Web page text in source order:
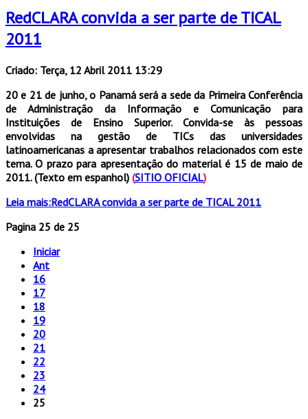
RedCLARA convida a ser parte de TICAL
2011
Criado: Terça, 12 Abril 2011 13:29
20 e 21 de junho, o Panamá será a sede da Primeira Conferência
de Administração da Informação e Comunicação para
Instituições de Ensino Superior. Convida-se às pessoas
envolvidas na gestão de TICs das universidades
latinoamericanas a apresentar trabalhos relacionados com este
tema. O prazo para apresentação do material é 15 de maio de
2011. (Texto em espanhol) (SITIO OFICIAL)
Leia mais:RedCLARA convida a ser parte de TICAL 2011
Pagina 25 de 25
Iniciar
Ant
16
17
18
19
20
21
22
23
24
25